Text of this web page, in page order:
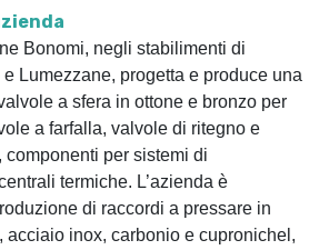
Bonomi, negli stabilimenti di
Lumezzane, progetta e produce una
a sfera in ottone e bronzo per
a farfalla, valvole di ritegno e
componenti per sistemi di
termiche. L’azienda è
di raccordi a pressare in
acciaio inox, carbonio e cupronichel,